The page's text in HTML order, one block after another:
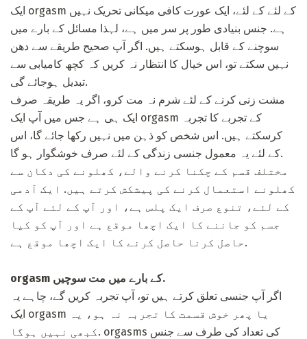
ایک orgasm کے لئے کے لئے، ایک عورت کافی میکانی تحریک نہیں
ہے. جنس بنیادی طور پر سر میں ہے، لہذا مسائل کے بارے میں
سوچنے کے قابل ہوسکتے ہیں. اگر آپ صحیح طریقے سے دھن
نہیں سکتے تو، اس خیال کا انتظار نہ کریں کہ کچھ کامیابی سے
تبدیل ہوجائے گی.
مشت زنی کرنے کے لئے شرم نہ مت کرو، اگر یہ طریقہ صرف
ایک ہی ہے جس میں آپ ایک orgasm کے تجربے کا تجربہ
کرسکتے ہیں. اس شخص کو ذہن میں نہیں رکھا جائے گا، اس
کے لئے یہ معمول جنسی زندگی کے لئے صرف خوشگوار ہو گا.
مختلف قسم کے چکنا کرنے والے، کھلونے کی دکان سے
کھلونے استعمال کرنے کی پیشکش کرتے ہیں. ایک آدمی
کے لئے، تنوع صرف ایک پلس ہے، اور آپ کے لئے آپ کے
جسم کو جاننے کا ایک اچھا موقع ہے اور آپ کو کیا
حاصل کرنا حاصل کرنے کا ایک اچھا موقع ہے.
orgasm کے بارے میں مت سوچیں.
اگر آپ جنسی تعلق کرتے ہیں تو، آپ تجربہ کریں گے، چاہے یہ
ایک orgasm یا پھر خوش قسمت کا تجربہ نہ ہو، یہ
کبھی نہیں ہوگا. orgasms کی تعداد کی طرف سے جنس